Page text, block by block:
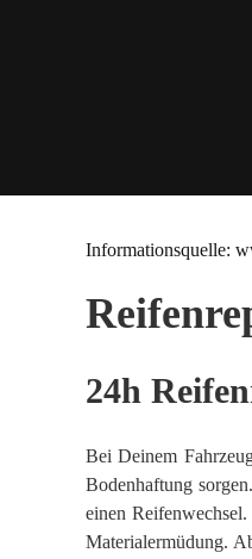
Informationsquelle:
24h
Bei Deinem
Bodenhaftung
einen
Materialermüdung.